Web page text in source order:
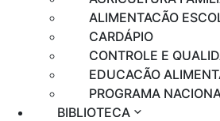
ALIMENTAÇÃO
CARDÁPIO
CONTROLE E
EDUCAÇÃO
PROGRAMA
BIBLIOTECA